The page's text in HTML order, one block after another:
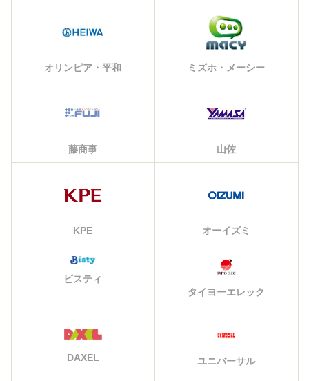
オリンピア・平和 ミズホ・メーシー
藤商事 山佐
KPE オーイズミ
ビスティ
タイヨーエレック
DAXEL ユニバーサル